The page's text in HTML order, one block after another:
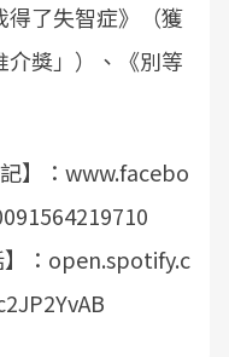
得了失智症》（獲
獎」）、《別等
】：www.facebo
：open.spotify.c